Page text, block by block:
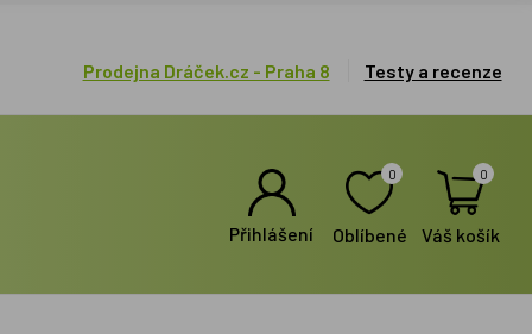
Prodejna Dráček.cz - Praha 8 Testy a recenze
Přihlášení
0
Oblíbené
0
Váš košík